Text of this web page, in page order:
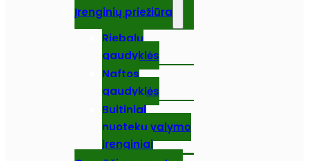
Įrenginių priežiūra
Riebalų
gaudyklės
Naftos
gaudyklės
Buitiniai
nuotekų valymo
įrenginiai